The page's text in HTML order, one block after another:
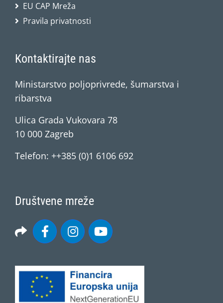
EU CAP Mreža
Pravila privatnosti
Kontaktirajte nas
Ministarstvo poljoprivrede, šumarstva i
ribarstva
Ulica Grada Vukovara 78
10 000 Zagreb
Telefon: ++385 (0)1 6106 692
Društvene mreže